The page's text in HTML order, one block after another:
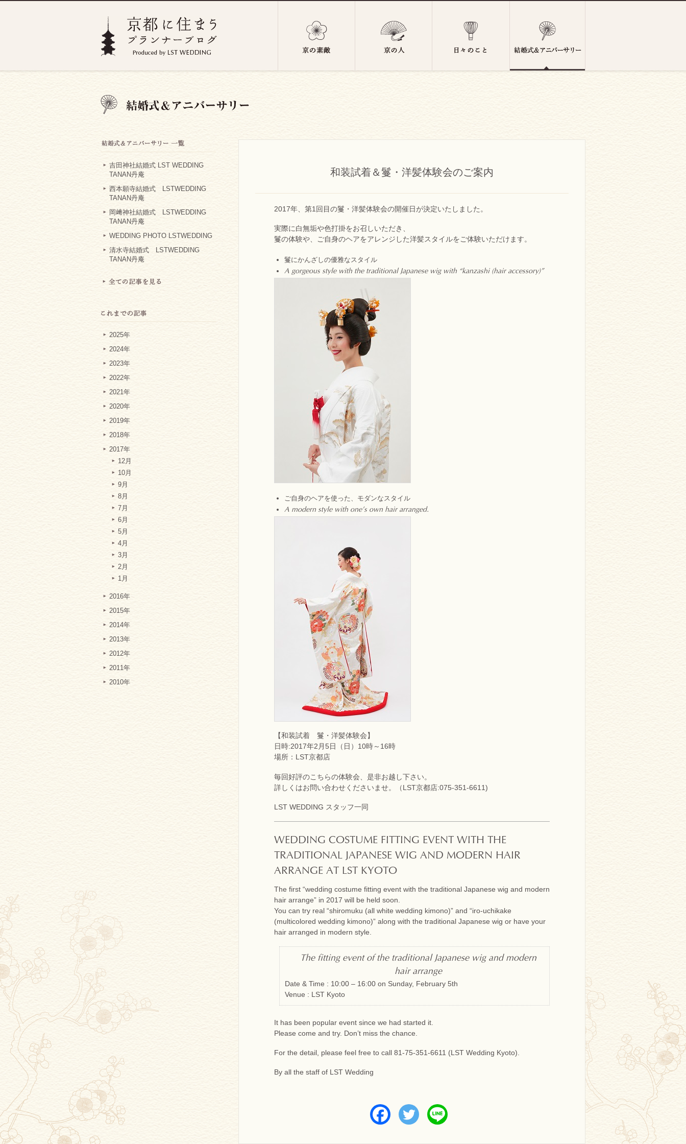
吉田神社結婚式 LST WEDDING
TANAN丹庵
西本願寺結婚式 LSTWEDDING
TANAN丹庵
岡﨑神社結婚式 LSTWEDDING
TANAN丹庵
WEDDING PHOTO LSTWEDDING
清水寺結婚式 LSTWEDDING
TANAN丹庵
2025年
2024年
2023年
2022年
2021年
2020年
2019年
2018年
2017年
12月
10月
9月
8月
7月
6月
5月
4月
3月
2月
1月
2016年
2015年
2014年
2013年
2012年
2011年
2010年
和装試着＆鬘・洋髪体験会のご案内
2017年、第1回目の鬘・洋髪体験会の開催日が決定いたしました。
実際に白無垢や色打掛をお召しいただき、
鬘の体験や、ご自身のヘアをアレンジした洋髪スタイルをご体験いただけます。
鬘にかんざしの優雅なスタイル
A gorgeous style with the traditional Japanese wig with “kanzashi (hair accessory)”
ご自身のヘアを使った、モダンなスタイル
A modern style with one’s own hair arranged.
【和装試着 鬘・洋髪体験会】
日時:2017年2月5日（日）10時～16時
場所：LST京都店
毎回好評のこちらの体験会、是非お越し下さい。
詳しくはお問い合わせくださいませ。（LST京都店:075-351-6611)
LST WEDDING スタッフ一同
WEDDING COSTUME FITTING EVENT WITH THE
TRADITIONAL JAPANESE WIG AND MODERN HAIR
ARRANGE AT LST KYOTO
The first “wedding costume fitting event with the traditional Japanese wig and modern
hair arrange” in 2017 will be held soon.
You can try real “shiromuku (all white wedding kimono)” and “iro-uchikake
(multicolored wedding kimono)” along with the traditional Japanese wig or have your
hair arranged in modern style.
The fitting event of the traditional Japanese wig and modern
hair arrange
Date & Time : 10:00 – 16:00 on Sunday, February 5th
Venue : LST Kyoto
It has been popular event since we had started it.
Please come and try. Don’t miss the chance.
For the detail, please feel free to call 81-75-351-6611 (LST Wedding Kyoto).
By all the staff of LST Wedding